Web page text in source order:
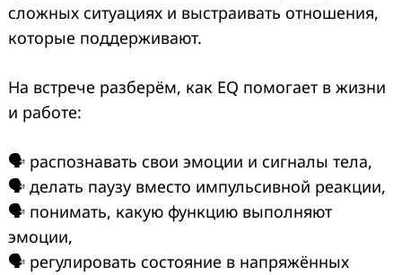
сложных ситуациях и выстраивать отношения,
которые поддерживают.
На встрече разберём, как EQ помогает в жизни
и работе:
🗣 распознавать свои эмоции и сигналы тела,
🗣 делать паузу вместо импульсивной реакции,
🗣 понимать, какую функцию выполняют
эмоции,
🗣 регулировать состояние в напряжённых